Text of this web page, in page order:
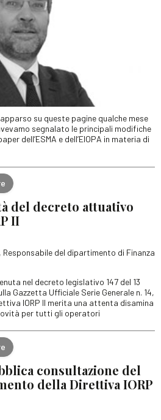
su queste pagine qualche mese
segnalato le principali modifiche
dell’ESMA e dell’EIOPA in materia di
del decreto attuativo
II
del dipartimento di Finanza
nel decreto legislativo 147 del 13
Gazzetta Ufficiale Serie Generale n. 14,
IORP II merita una attenta disamina
per tutti gli operatori
consultazione del
della Direttiva IORP